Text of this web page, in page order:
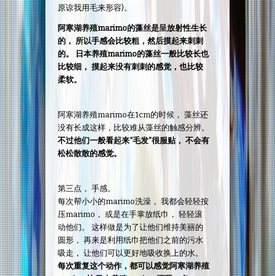
原谅我用毛来形容)。
阿寒湖养殖marimo的藻丝是呈放射性生长
的， 所以手感会比较粗，然后摸起来刺刺
的。 日本养殖marimo的藻丝一般比较长也
比较细， 摸起来没有刺刺的感觉，也比较
柔软。
阿寒湖养殖marimo在1cm的时候， 藻丝还
没有长成这样，比较难从藻丝的触感分辨。
不过他们一般看起来“毛发”很服贴， 不会有
松松散散的感觉。
第三点， 手感。
每次帮小小的marimo洗澡， 我都会轻轻按
压marimo， 或是在手掌放纸巾， 轻轻滚
动他们。 这样做是为了让他们维持美丽的
圆形， 再来是利用纸巾把他们之前的污水
吸走， 让他们可以更好地吸收换上的水。
每次重复这个动作，都可以感觉阿寒湖养殖